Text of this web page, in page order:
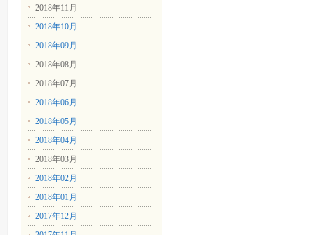
2018年11月
2018年10月
2018年09月
2018年08月
2018年07月
2018年06月
2018年05月
2018年04月
2018年03月
2018年02月
2018年01月
2017年12月